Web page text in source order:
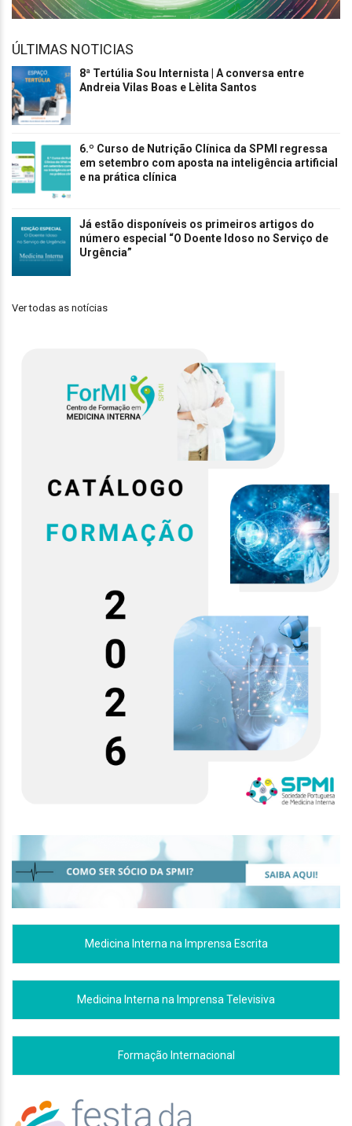
ÚLTIMAS NOTICIAS
8ª Tertúlia Sou Internista | A conversa entre
Andreia Vilas Boas e Lèlita Santos
6.º Curso de Nutrição Clínica da SPMI regressa
em setembro com aposta na inteligência artificial
e na prática clínica
Já estão disponíveis os primeiros artigos do
número especial “O Doente Idoso no Serviço de
Urgência”
Ver todas as notícias
Medicina Interna na Imprensa Escrita
Medicina Interna na Imprensa Televisiva
Formação Internacional